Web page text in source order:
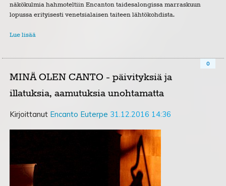
näkökulmia hahmoteltiin Encanton taidesalongissa marraskuun
lopussa erityisesti venetsialaisen taiteen lähtökohdista.
Lue lisää
0
MINÄ OLEN CANTO - päivityksiä ja
illatuksia, aamutuksia unohtamatta
Kirjoittanut Encanto Euterpe 31.12.2016 14:36